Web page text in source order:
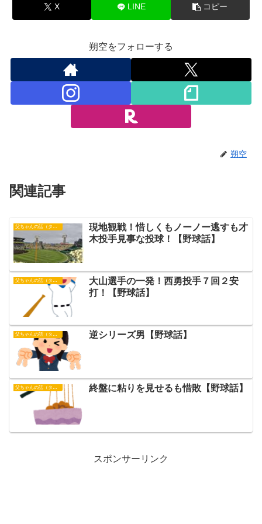
X LINE コピー
朔空をフォローする
朔空
関連記事
父ちゃんの話（タイガース）
現地観戦！惜しくもノーノー逃すも才
木投手見事な投球！【野球話】
大山選手の一発！西勇投手７回２安
打！【野球話】
逆シリーズ男【野球話】
父ちゃんの話（タイガース） 終盤に粘りを見せるも惜敗【野球話】
スポンサーリンク